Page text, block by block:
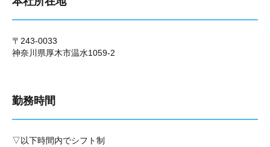
〒243-0033
神奈川県厚木市温水1059-2
勤務時間
▽以下時間内でシフト制